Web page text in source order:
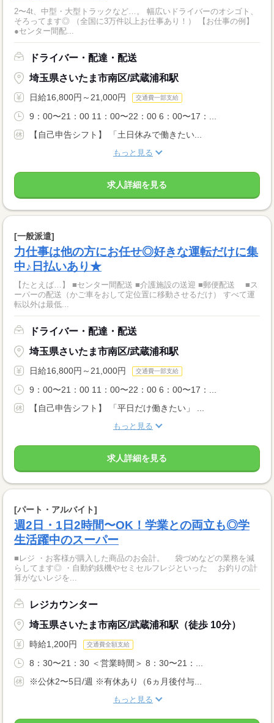
2〜4t、中型・大型トラックなど…。 幅広いドライバーのオシゴト、
そろってます◎ （全国に3万件以上お仕事あり！） 【お仕事の例】
●センター間配...
ドライバー・配達・配送
埼玉県さいたま市南区/武蔵浦和駅
日給16,800円～21,000円 交通費一部支給
9：00〜21：00 11：00〜22：00 6：00〜17：...
【自己申告シフト】 「土日休みで働きたい...
もっと見る
求人詳細を見る
[一般派遣]
力仕事は他の方にお任せ◎好きな運転だけに集
中♪日払いあり★
【たとえば…】 ■センター間配送 ■介護施設の送迎 ■郵便配送 ■ス
ーパーの配送（かご車をおして定位置に移動させるだけ） すべて運
転以外は最低...
ドライバー・配達・配送
埼玉県さいたま市南区/武蔵浦和駅
日給16,800円～21,000円 交通費一部支給
9：00〜21：00 11：00〜22：00 6：00〜17：...
【自己申告シフト】 「平日だけ働きたい」 ...
もっと見る
求人詳細を見る
[パート・アルバイト]
週2日・1日2時間〜OK！学業との両立も◎学
生活躍中のスーパー
■レジ ・お客様が購入した商品のお会計。 袋づめなどの業務を減
らしてます◎ ・自動釣銭機やセミセルフレジといった お釣りの計
算がないレジを...
レジカウンター
埼玉県さいたま市南区/武蔵浦和駅（徒歩 10分）
時給1,200円 交通費全額支給
8：30〜21：30 ＜営業時間＞ 8：30〜21：...
※公休2〜5日/週 ※有休あり（6ヵ月後付与...
もっと見る